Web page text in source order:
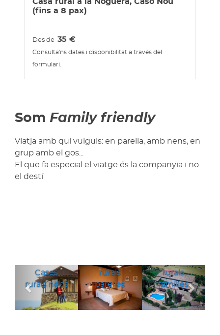
Casa rural a la Noguera, Caso Nou
(fins a 8 pax)
Des de 35€
Consulta'ns dates i disponibilitat a través del
formulari.
Som Family friendly
Viatja amb qui vulguis: en parella, amb nens, en
grup amb el gos...
El que fa especial el viatge és la companyia i no
el destí
Cases
rurals nens
rurals
parelles
rurals
families
Anterior